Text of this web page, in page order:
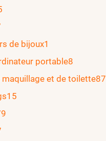
de bijoux1
portable8
maquillage et de toilette87
15